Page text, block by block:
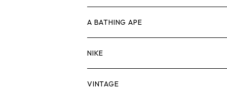
キャップ・ハット
バッグ
シューズ
パンツ
キャップ・ハット
バッグ
ジャケット
パンツ
キャップ・ハット
シャツ
ジャケット
パンツ
スウェット/ニット
シャツ
ジャケット
ロンT
スウェット/ニット
シャツ
Tシャツ
ロンTEE
スウェット/ニット
A BATHING APE
Tシャツ
ロンTEE
NIKE
シューズ
VINTAGE